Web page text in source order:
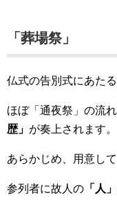
「葬場祭」
仏式の告別式にあた
ほぼ「通夜祭」の流
歴」 が奏上されます。
あらかじめ、用意し
参列者に故人の 「人」